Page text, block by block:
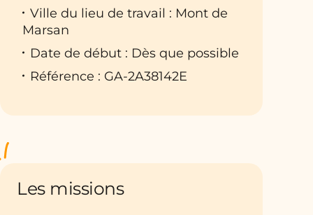
Ville du lieu de travail : Mont de
Marsan
Date de début : Dès que possible
Référence : GA-2A38142E
Les missions